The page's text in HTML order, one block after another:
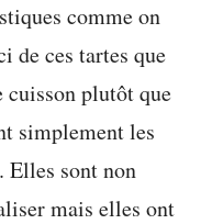
comme on
de ces tartes que
cuisson plutôt que
simplement les
Elles sont non
mais elles ont